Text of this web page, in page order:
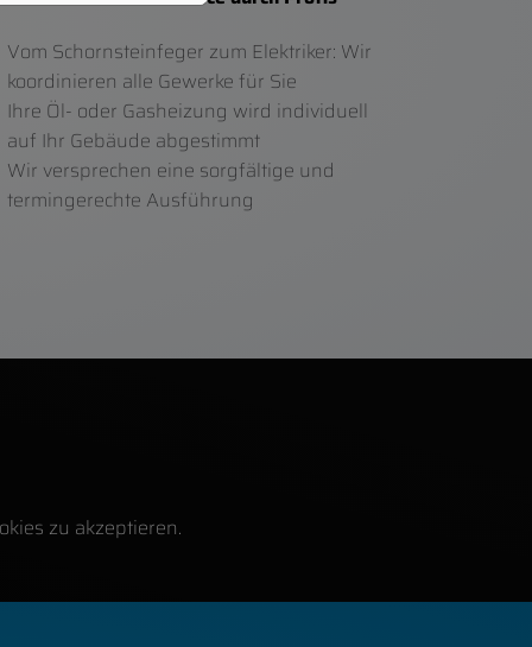
Vom Schornsteinfeger zum Elektriker: Wir
koordinieren alle Gewerke für Sie
Ihre Öl- oder Gasheizung wird individuell
auf Ihr Gebäude abgestimmt
Wir versprechen eine sorgfältige und
termingerechte Ausführung
zu akzeptieren.